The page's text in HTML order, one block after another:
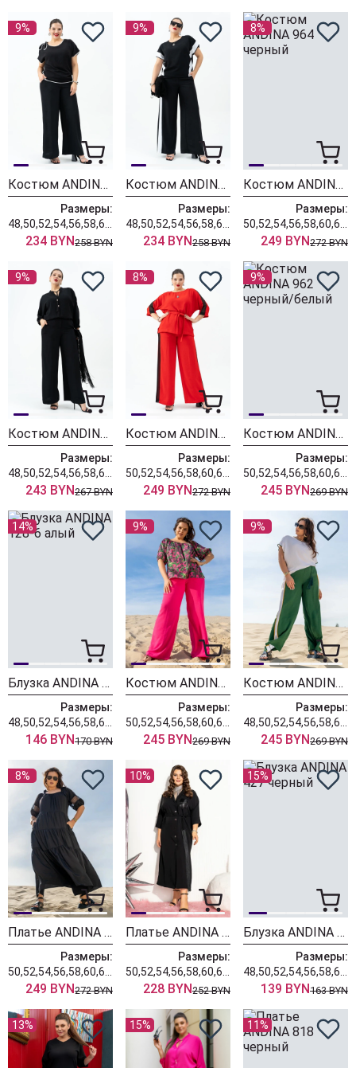
9%
Костюм ANDINA 966
Размеры:
234 BYN258 BYN
9%
Костюм ANDINA 963
Размеры:
234 BYN258 BYN
8%
Костюм ANDINA 964 черный
Размеры:
249 BYN272 BYN
9%
Костюм ANDINA 965 черный
Размеры:
243 BYN267 BYN
8%
Костюм ANDINA 970 алый/черный
Размеры:
249 BYN272 BYN
9%
Костюм ANDINA 962 черный/белый
Размеры:
245 BYN269 BYN
14%
Блузка ANDINA 128-6 алый
Размеры:
146 BYN170 BYN
9%
Костюм ANDINA 954 фуксия
Размеры:
245 BYN269 BYN
9%
Костюм ANDINA 950 белый/изумруд/шафран
Размеры:
245 BYN269 BYN
8%
Платье ANDINA 829 черный
Размеры:
249 BYN272 BYN
10%
Платье ANDINA 824 черный
Размеры:
228 BYN252 BYN
15%
Блузка ANDINA 427 черный
Размеры:
139 BYN163 BYN
13% 15% 11%